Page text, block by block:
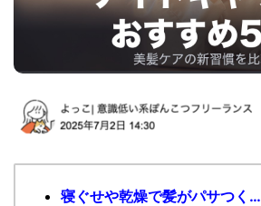
寝ぐせや乾燥で髪がパサつく…